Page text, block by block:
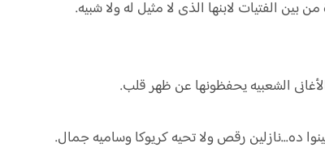
الفتيات لابنها الذى لا مثيل له ولا شبيه.
الشعبيه يحفظونها عن ظهر قلب.
ده...نازلين رقص ولا تحيه كريوكا وساميه جمال.